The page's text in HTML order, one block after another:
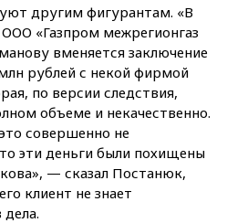
другим фигурантам. «В
«Газпром межрегионгаз
вменяется заключение
рублей с некой фирмой
по версии следствия,
объеме и некачественно.
совершенно не
эти деньги были похищены
— сказал Постанюк,
клиент не знает